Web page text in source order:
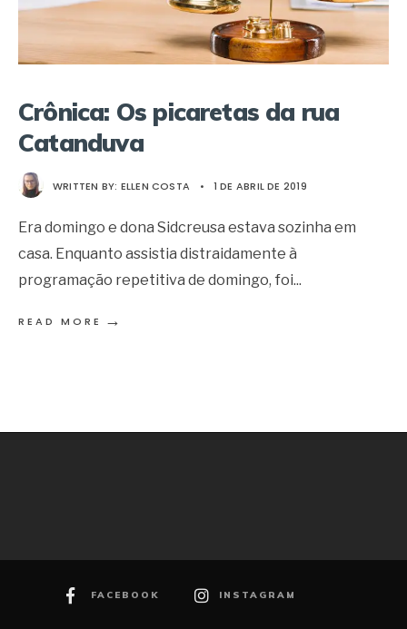
Crônica: Os picaretas da rua
Catanduva
WRITTEN BY: ELLEN COSTA • 1 DE ABRIL DE 2019
Era domingo e dona Sidcreusa estava sozinha em
casa. Enquanto assistia distraidamente à
programação repetitiva de domingo, foi...
READ MORE →
FACEBOOK INSTAGRAM